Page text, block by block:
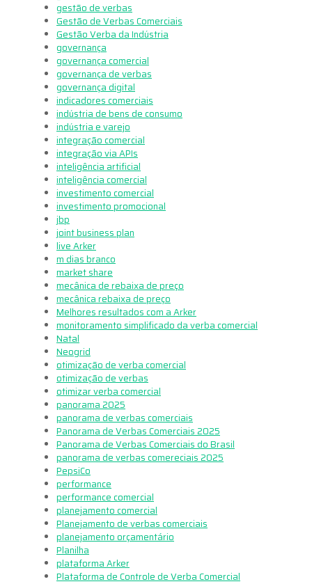
gestão de verbas
Gestão de Verbas Comerciais
Gestão Verba da Indústria
governança
governança comercial
governança de verbas
governança digital
indicadores comerciais
indústria de bens de consumo
indústria e varejo
integração comercial
integração via APIs
inteligência artificial
inteligência comercial
investimento comercial
investimento promocional
jbp
joint business plan
live Arker
m dias branco
market share
mecânica de rebaixa de preço
mecânica rebaixa de preço
Melhores resultados com a Arker
monitoramento simplificado da verba comercial
Natal
Neogrid
otimização de verba comercial
otimização de verbas
otimizar verba comercial
panorama 2025
panorama de verbas comerciais
Panorama de Verbas Comerciais 2025
Panorama de Verbas Comerciais do Brasil
panorama de verbas comereciais 2025
PepsiCo
performance
performance comercial
planejamento comercial
Planejamento de verbas comerciais
planejamento orçamentário
Planilha
plataforma Arker
Plataforma de Controle de Verba Comercial